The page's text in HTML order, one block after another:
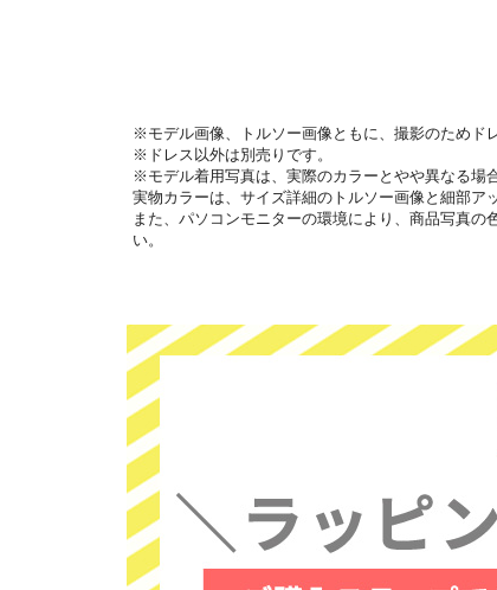
※モデル画像、トルソー画像ともに、撮影のためド
※ドレス以外は別売りです。
※モデル着用写真は、実際のカラーとやや異なる場
実物カラーは、サイズ詳細のトルソー画像と細部ア
また、パソコンモニターの環境により、商品写真
い。